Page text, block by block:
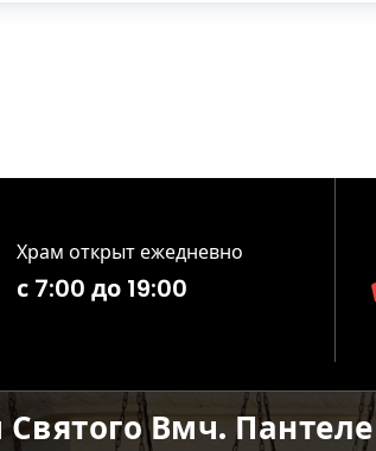
Храм открыт ежедневно
с 7:00 до 19:00
Вмч.